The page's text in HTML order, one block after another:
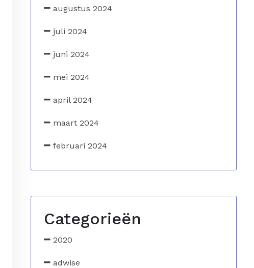
augustus 2024
juli 2024
juni 2024
mei 2024
april 2024
maart 2024
februari 2024
Categorieën
2020
adwise